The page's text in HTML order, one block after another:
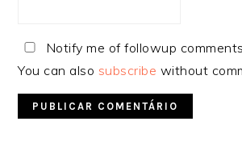
Notify me of followup
You can also subscribe without